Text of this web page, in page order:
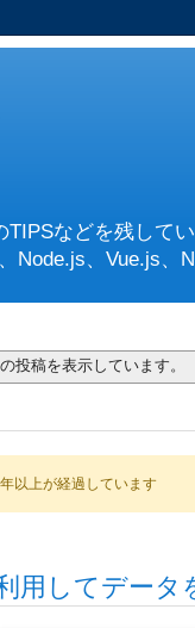
などを残してい
Node.js、Vue.js、
投稿を表示しています。
以上が経過しています
用してデータ